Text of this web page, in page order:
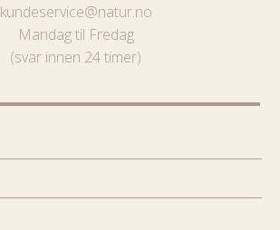
kundeservice@natur.no
Mandag til Fredag
(svar innen 24 timer)